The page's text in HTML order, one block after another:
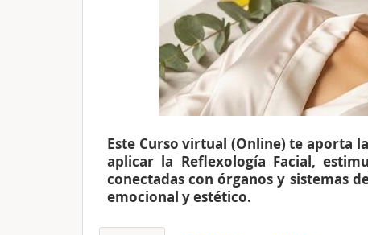
Este Curso virtual (Online) te aporta
aplicar la Reflexología Facial,
conectadas con órganos y sistemas
emocional y estético.